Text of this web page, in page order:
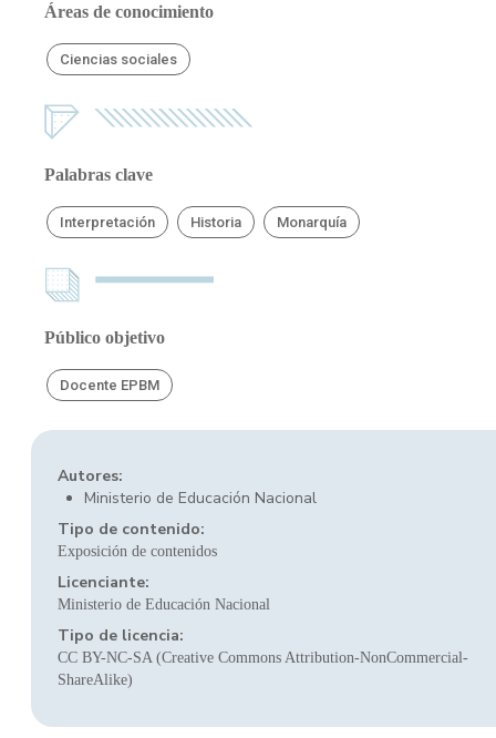
Áreas de conocimiento
Ciencias sociales
Palabras clave
Interpretación Historia Monarquía
Público objetivo
Docente EPBM
Autores:
Ministerio de Educación Nacional
Tipo de contenido:
Exposición de contenidos
Licenciante:
Ministerio de Educación Nacional
Tipo de licencia:
CC BY-NC-SA (Creative Commons Attribution-NonCommercial-
ShareAlike)